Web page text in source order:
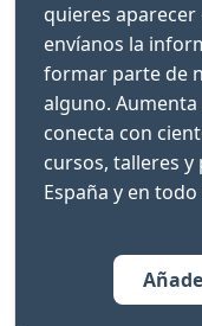
quieres
envíanos la
formar parte de
alguno.
conecta con
cursos, talleres
España y en